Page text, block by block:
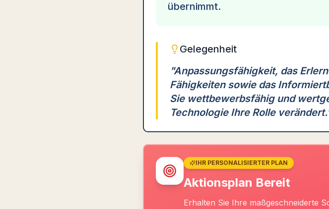
übernimmt.
Gelegenheit
"Anpassungsfähigkeit, das
Fähigkeiten sowie das
Sie wettbewerbsfähig und
Technologie Ihre Rolle verändert.
IHR PERSONALISIERTER PLAN
Aktionsplan Bereit
Erhalten Sie Ihre maßgeschneiderte